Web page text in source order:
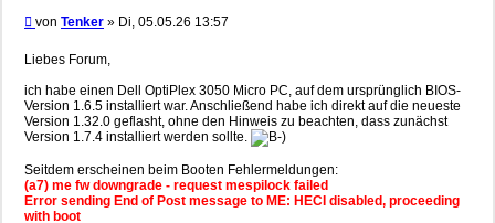
Beitrag
von Tenker » Di, 05.05.26 13:57
Liebes Forum,
ich habe einen Dell OptiPlex 3050 Micro PC, auf dem ursprünglich BIOS-
Version 1.6.5 installiert war. Anschließend habe ich direkt auf die neueste
Version 1.32.0 geflasht, ohne den Hinweis zu beachten, dass zunächst
Version 1.7.4 installiert werden sollte.
Seitdem erscheinen beim Booten Fehlermeldungen:
(a7) me fw downgrade - request mespilock failed
Error sending End of Post message to ME: HECI disabled, proceeding
with boot